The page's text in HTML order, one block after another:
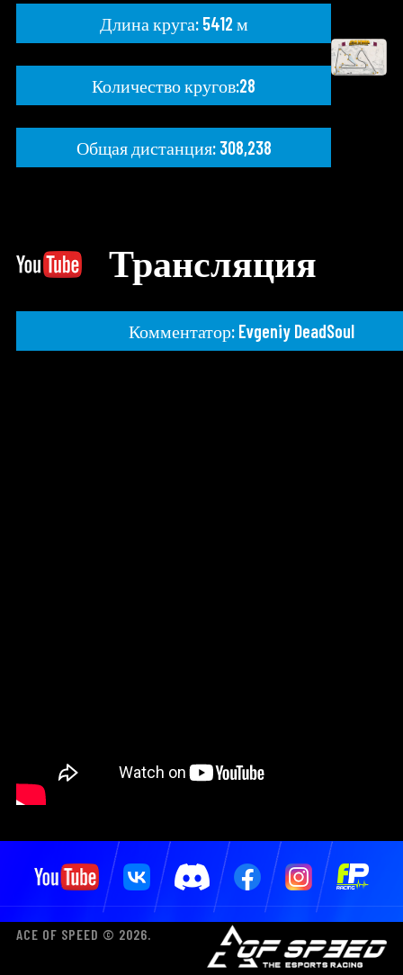
Длина круга: 5412 м
Количество кругов:28
Общая дистанция: 308,238
Трансляция
Комментатор: Evgeniy DeadSoul
ACE OF SPEED © 2026.